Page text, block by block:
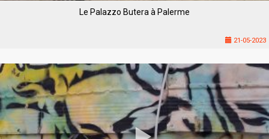
Le Palazzo Butera à Palerme
21-05-2023